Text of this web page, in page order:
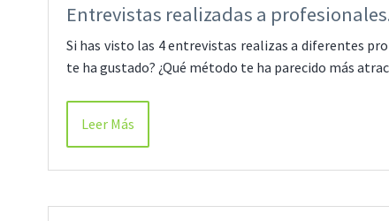
Entrevistas realizadas a
Si has visto las 4 entrevistas realizas a diferentes
te ha gustado? ¿Qué método te ha parecido más
Leer Más